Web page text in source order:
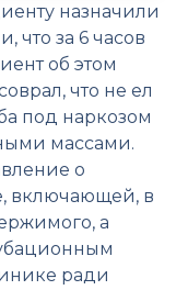
назначили
за 6 часов
об этом
что не ел
под наркозом
массами.
о
включающей, в
а
ради